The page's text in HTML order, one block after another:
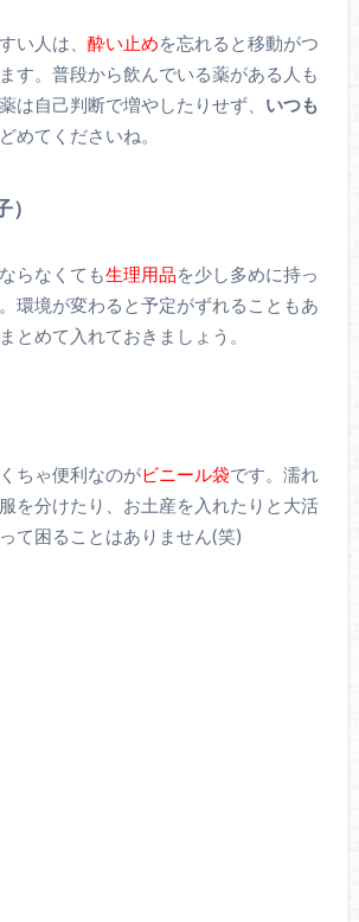
い人は、 酔い止めを忘れると移動がつ
す。普段から飲んでいる薬がある人も
は自己判断で増やしたりせず、 いつも
めてくださいね。
らなくても生理用品を少し多めに持っ
環境が変わると予定がずれることもあ
とめて入れておきましょう。
ちゃ便利なのがビニール袋です。濡れ
を分けたり、お土産を入れたりと大活
て困ることはありません(笑)